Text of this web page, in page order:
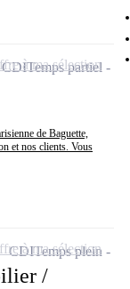
de Baguette,
et nos clients. Vous
CDITemps partiel
à ma sélection
/
CDITemps plein
à ma sélection